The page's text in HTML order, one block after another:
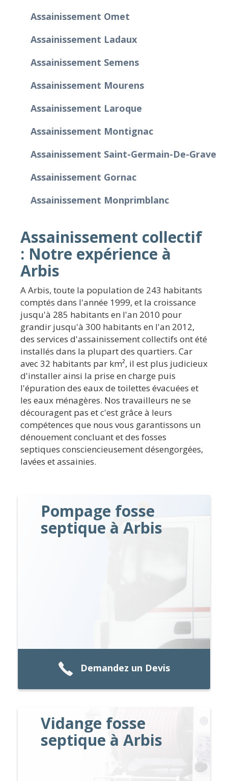
Assainissement Omet
Assainissement Ladaux
Assainissement Semens
Assainissement Mourens
Assainissement Laroque
Assainissement Montignac
Assainissement Saint-Germain-De-Grave
Assainissement Gornac
Assainissement Monprimblanc
Assainissement collectif
: Notre expérience à
Arbis
A Arbis, toute la population de 243 habitants
comptés dans l'année 1999, et la croissance
jusqu'à 285 habitants en l'an 2010 pour
grandir jusqu'à 300 habitants en l'an 2012,
des services d'assainissement collectifs ont été
installés dans la plupart des quartiers. Car
avec 32 habitants par km², il est plus judicieux
d'installer ainsi la prise en charge puis
l'épuration des eaux de toilettes évacuées et
les eaux ménagères. Nos travailleurs ne se
découragent pas et c'est grâce à leurs
compétences que nous vous garantissons un
dénouement concluant et des fosses
septiques consciencieusement désengorgées,
lavées et assainies.
Pompage fosse
septique à Arbis
Demandez un Devis
Vidange fosse
septique à Arbis